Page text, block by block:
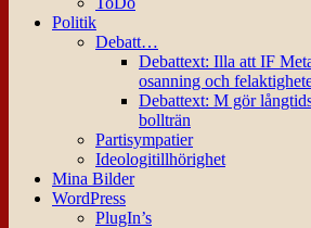
Politik
Debatt…
Debattext: Illa att IF
osanning och
Debattext: M gör
bollträn
Partisympatier
Ideologitillhörighet
Mina Bilder
WordPress
PlugIn’s